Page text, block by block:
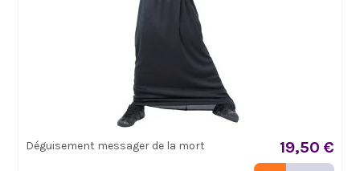
Déguisement messager de la mort 19,50 €